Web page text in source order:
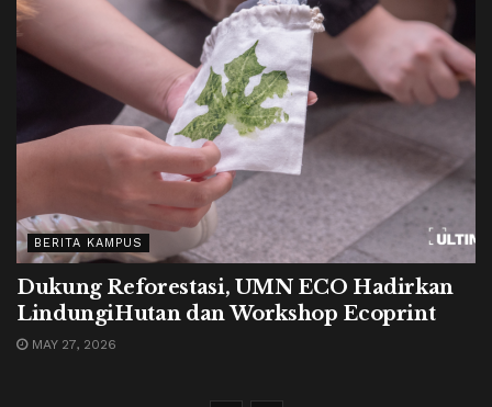
BERITA KAMPUS
Dukung Reforestasi, UMN ECO Hadirkan
LindungiHutan dan Workshop Ecoprint
MAY 27, 2026